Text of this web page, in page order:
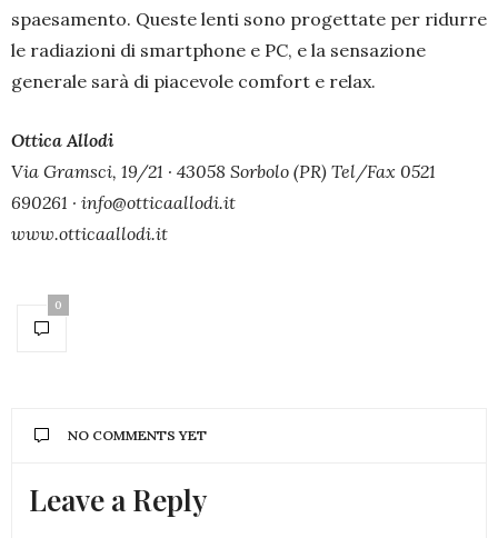
spaesamento. Queste lenti sono progettate per ridurre
le radiazioni di smartphone e PC, e la sensazione
generale sarà di piacevole comfort e relax.
Ottica Allodi
Via Gramsci, 19/21 · 43058 Sorbolo (PR) Tel/Fax 0521
690261 · info@otticaallodi.it
www.otticaallodi.it
0
NO COMMENTS YET
Leave a Reply